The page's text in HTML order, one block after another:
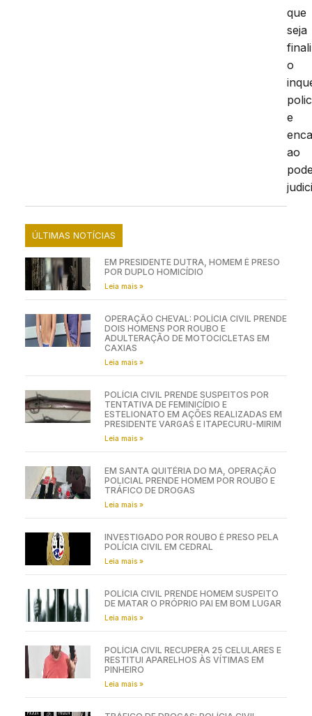
que
seja
o
e
ao
ÚLTIMAS NOTÍCIAS
EM PRESIDENTE DUTRA, HOMEM É PRESO
POR DUPLO HOMICÍDIO
Leia mais »
OPERAÇÃO CHEVAL: POLÍCIA CIVIL PRENDE
DOIS HOMENS POR ROUBO E
ADULTERAÇÃO DE MOTOCICLETAS EM
CAXIAS
Leia mais »
POLÍCIA CIVIL PRENDE SUSPEITOS POR
TENTATIVA DE FEMINICÍDIO E
ESTELIONATO EM AÇÕES REALIZADAS EM
PRESIDENTE VARGAS E ITAPECURU-MIRIM
Leia mais »
EM SANTA QUITÉRIA DO MA, OPERAÇÃO
POLICIAL PRENDE HOMEM POR ROUBO E
TRÁFICO DE DROGAS
Leia mais »
INVESTIGADO POR ROUBO É PRESO PELA
POLÍCIA CIVIL EM CEDRAL
Leia mais »
POLÍCIA CIVIL PRENDE HOMEM SUSPEITO
DE MATAR O PRÓPRIO PAI EM BOM LUGAR
Leia mais »
POLÍCIA CIVIL RECUPERA 25 CELULARES E
RESTITUI APARELHOS ÀS VÍTIMAS EM
PINHEIRO
Leia mais »